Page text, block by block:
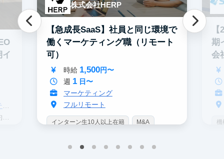
株式会社HERP
【急成長SaaS】社員と同じ環境で
働くマーケティング職（リモート
可）
時給 1,500円〜
週 1日〜
マーケティング
フルリモート
インターン生10人以上在籍 M&A
期
会
機